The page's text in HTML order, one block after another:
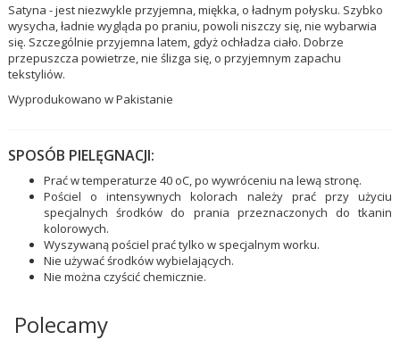
Satyna - jest niezwykle przyjemna, miękka, o ładnym połysku. Szybko
wysycha, ładnie wygląda po praniu, powoli niszczy się, nie wybarwia
się. Szczególnie przyjemna latem, gdyż ochładza ciało. Dobrze
przepuszcza powietrze, nie ślizga się, o przyjemnym zapachu
tekstyliów.
Wyprodukowano w Pakistanie
SPOSÓB PIELĘGNACJI:
Prać w temperaturze 40 oC, po wywróceniu na lewą stronę.
Pościel o intensywnych kolorach należy prać przy użyciu
specjalnych środków do prania przeznaczonych do tkanin
kolorowych.
Wyszywaną pościel prać tylko w specjalnym worku.
Nie używać środków wybielających.
Nie można czyścić chemicznie.
Polecamy